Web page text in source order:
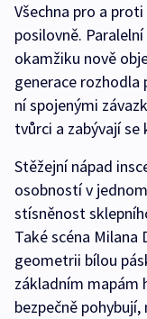
Všechna pro a
posilovně.
okamžiku nově
generace
ní spojenými
tvůrci a zabývají
Stěžejní nápad
osobností v
stísněnost
Také scéna Milana
geometrii bílou
základním mapám
bezpečně